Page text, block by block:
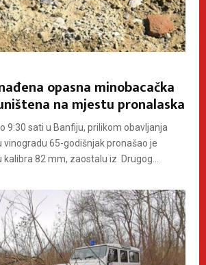
opasna minobacačka
na mjestu pronalaska
9:30 sati u Banfiju, prilikom obavljanja
vinogradu 65-godišnjak pronašao je
82 mm, zaostalu iz Drugog...